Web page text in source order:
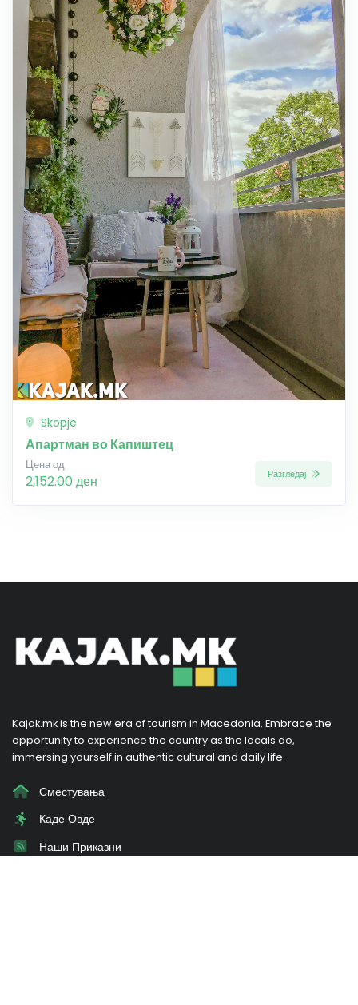
Skopje
Апартман во Капиштец
Цена од
2,152.00 ден Разгледај
Kajak.mk is the new era of tourism in Macedonia. Embrace the
opportunity to experience the country as the locals do,
immersing yourself in authentic cultural and daily life.
Сместувања
Каде Овде
Наши Приказни